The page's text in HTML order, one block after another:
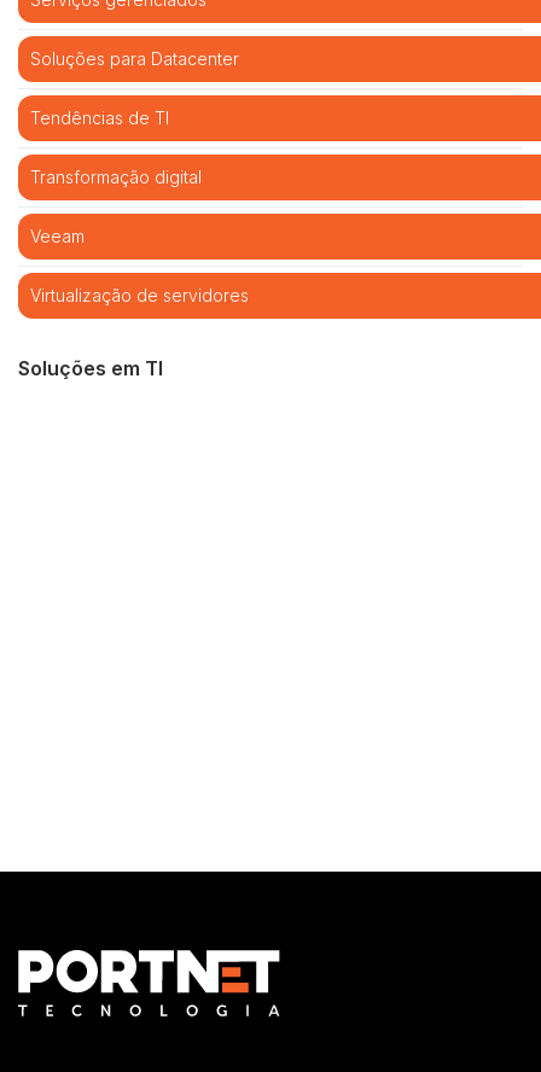
Soluções para Datacenter
Tendências de TI
Transformação digital
Veeam
Virtualização de servidores
Soluções em TI